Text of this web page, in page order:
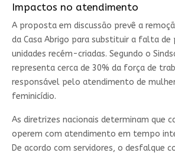
Impactos no atendimento
A proposta em discussão prevê a
da Casa Abrigo para substituir a falta de
unidades recém-criadas. Segundo o
representa cerca de 30% da força de
responsável pelo atendimento de
feminicídio.
As diretrizes nacionais determinam que
operem com atendimento em tempo
De acordo com servidores, o desfalque